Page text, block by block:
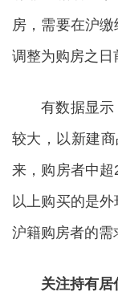
房，需要在沪
调整为购房之日
有数据显示
较大，以新建
来，购房者中
以上购买的是
沪籍购房者的需
关注持有居